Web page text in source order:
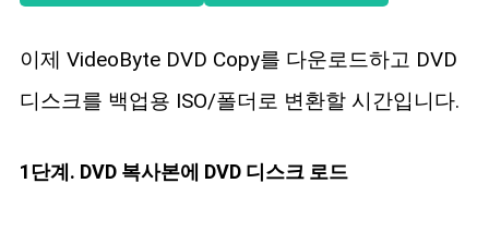
이제 VideoByte DVD Copy를 다운로드하고 DVD
디스크를 백업용 ISO/폴더로 변환할 시간입니다.
1단계. DVD 복사본에 DVD 디스크 로드